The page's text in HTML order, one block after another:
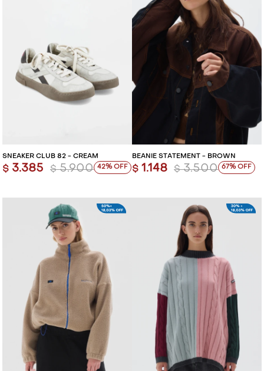
SNEAKER CLUB 82 - CREAM
$ 3.385 $ 5.900 42
BEANIE STATEMENT - BROWN
$ 1.148 $ 3.500 67